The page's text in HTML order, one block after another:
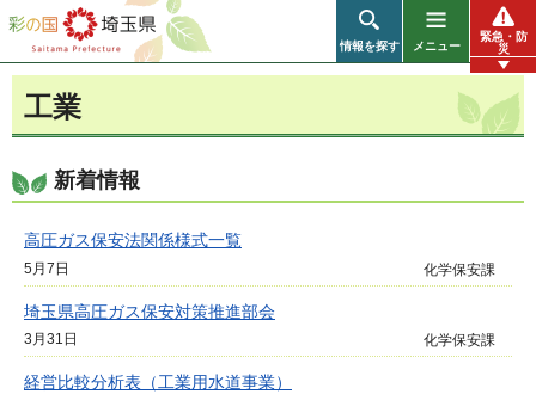
彩の国 埼玉県
情報を探す メニュー
緊急・防
災
工業
新着情報
高圧ガス保安法関係様式一覧
5月7日 化学保安課
埼玉県高圧ガス保安対策推進部会
3月31日 化学保安課
経営比較分析表（工業用水道事業）